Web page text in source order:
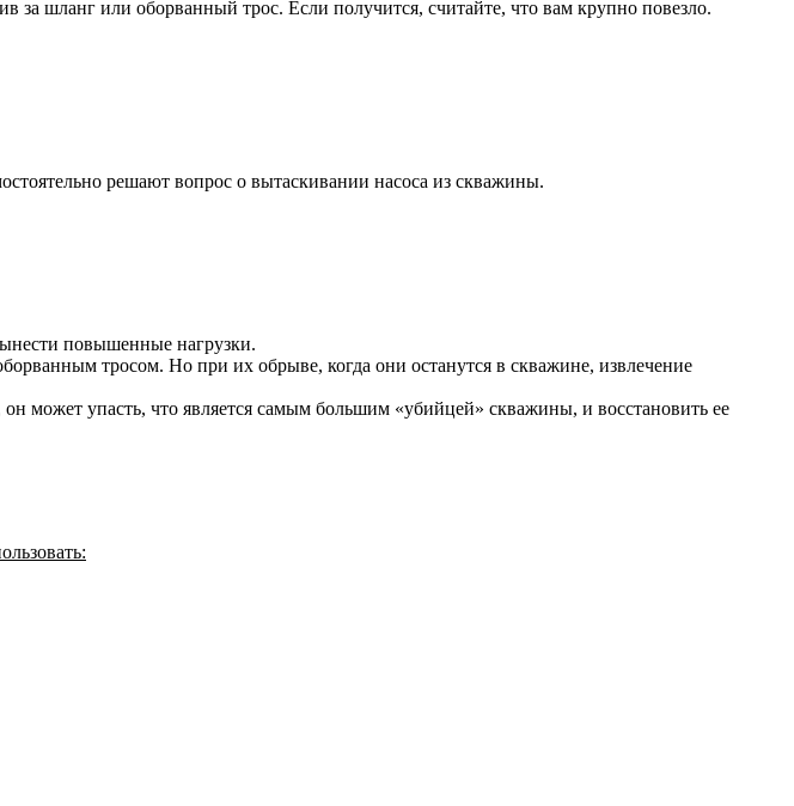
шланг или оборванный трос. Если получится, считайте, что вам крупно повезло.
решают вопрос о вытаскивании насоса из скважины.
повышенные нагрузки.
тросом. Но при их обрыве, когда они останутся в скважине, извлечение
может упасть, что является самым большим «убийцей» скважины, и восстановить ее